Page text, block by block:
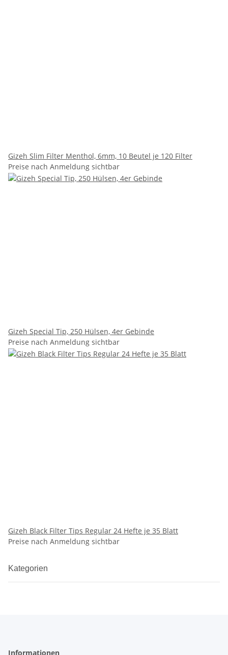
Gizeh Slim Filter Menthol, 6mm, 10 Beutel je 120 Filter
Preise nach Anmeldung sichtbar
Gizeh Special Tip, 250 Hülsen, 4er Gebinde
Preise nach Anmeldung sichtbar
Gizeh Black Filter Tips Regular 24 Hefte je 35 Blatt
Preise nach Anmeldung sichtbar
Kategorien
Informationen